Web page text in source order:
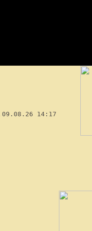
09.08.26 14:17